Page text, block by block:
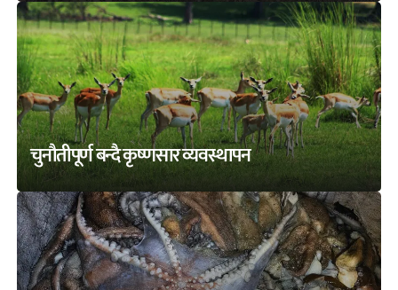
चुनौतीपूर्ण बन्दै कृष्णसार व्यवस्थापन